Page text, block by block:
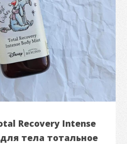
Recovery Intense
тела тотальное